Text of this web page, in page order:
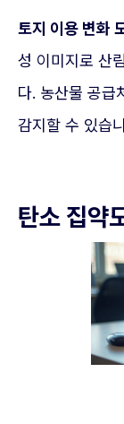
토지 이용 변화
성 이미지로 산
다. 농산물 공급
감지할 수 있습
탄소 집약